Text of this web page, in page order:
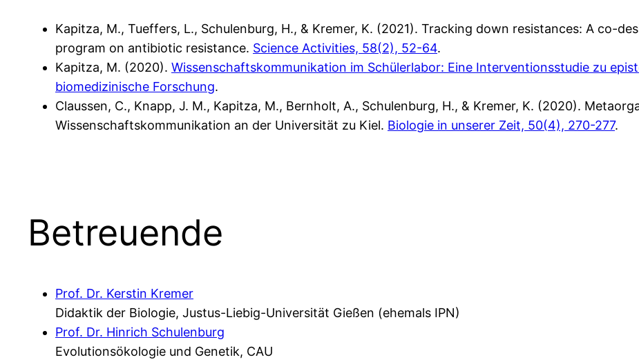
Kapitza, M., Tueffers, L., Schulenburg, H., & Kremer, K. (2021). Tracking down resistances: A co-
program on antibiotic resistance. Science Activities, 58(2), 52-64.
Kapitza, M. (2020). Wissenschaftskommunikation im Schülerlabor: Eine Interventionsstudie zu
biomedizinische Forschung.
Claussen, C., Knapp, J. M., Kapitza, M., Bernholt, A., Schulenburg, H., & Kremer, K. (2020).
Wissenschaftskommunikation an der Universität zu Kiel. Biologie in unserer Zeit, 50(4), 270-277.
Betreuende
Prof. Dr. Kerstin Kremer
Didaktik der Biologie, Justus-Liebig-Universität Gießen (ehemals IPN)
Prof. Dr. Hinrich Schulenburg
Evolutionsökologie und Genetik, CAU